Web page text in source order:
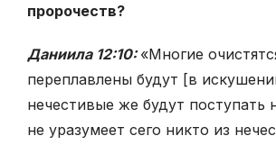
пророчеств?
Даниила 12:10:«Многие
переплавлены будут [в
нечестивые же будут поступать
не уразумеет сего никто из